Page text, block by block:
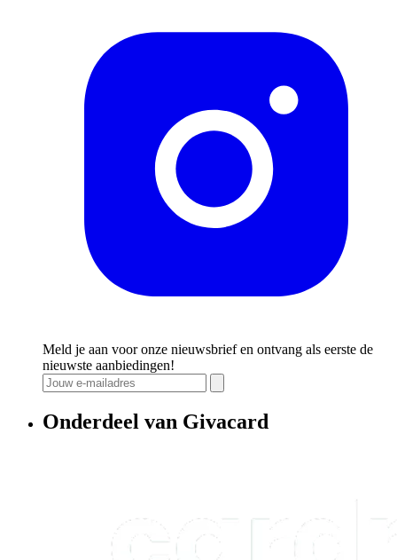
Meld je aan voor onze nieuwsbrief en ontvang als eerste de
nieuwste aanbiedingen!
Onderdeel van Givacard